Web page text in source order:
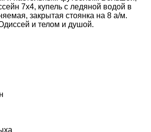
7х4, купель с ледяной водой в
закрытая стоянка на 8 а/м.
и телом и душой.